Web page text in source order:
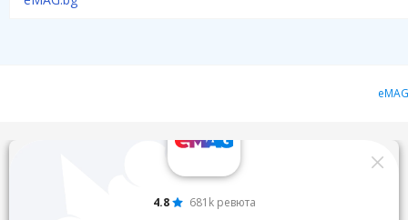
4.8 681k ревюта